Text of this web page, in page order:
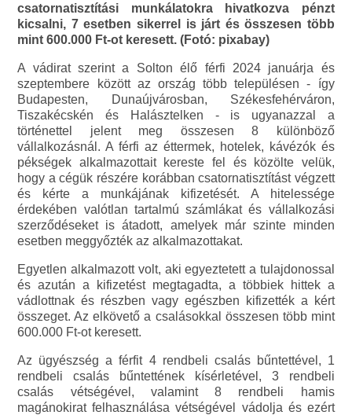
csatornatisztítási munkálatokra hivatkozva pénzt
kicsalni, 7 esetben sikerrel is járt és összesen több
mint 600.000 Ft-ot keresett. (Fotó: pixabay)
A vádirat szerint a Solton élő férfi 2024 januárja és
szeptembere között az ország több településen - így
Budapesten, Dunaújvárosban, Székesfehérváron,
Tiszakécskén és Halásztelken - is ugyanazzal a
történettel jelent meg összesen 8 különböző
vállalkozásnál. A férfi az éttermek, hotelek, kávézók és
pékségek alkalmazottait kereste fel és közölte velük,
hogy a cégük részére korábban csatornatisztítást végzett
és kérte a munkájának kifizetését. A hitelessége
érdekében valótlan tartalmú számlákat és vállalkozási
szerződéseket is átadott, amelyek már szinte minden
esetben meggyőzték az alkalmazottakat.
Egyetlen alkalmazott volt, aki egyeztetett a tulajdonossal
és azután a kifizetést megtagadta, a többiek hittek a
vádlottnak és részben vagy egészben kifizették a kért
összeget. Az elkövető a csalásokkal összesen több mint
600.000 Ft-ot keresett.
Az ügyészség a férfit 4 rendbeli csalás bűntettével, 1
rendbeli csalás bűntettének kísérletével, 3 rendbeli
csalás vétségével, valamint 8 rendbeli hamis
magánokirat felhasználása vétségével vádolja és ezért